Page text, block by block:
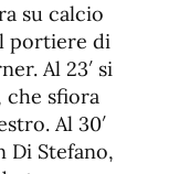
su calcio
portiere di
Al 23′ si
che sfiora
Al 30′
Di Stefano,